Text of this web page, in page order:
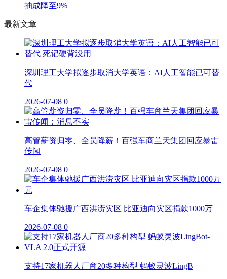
抽成降至9%
最新文章
深圳理工大学拟逐步取消大学英语：AI人工智能已可替
代
2026-07-08 0
高管薪资归零、全员降薪！百强车商兰天集团回应暴雷
传闻
2026-07-08 0
车企集体驰援广西洪涝灾区 比亚迪向灾区捐款1000万
2026-07-08 0
支持17家机器人厂商20多种构型 蚂蚁灵波LingB